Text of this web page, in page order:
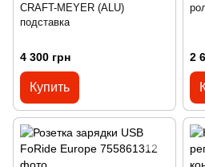
CRAFT-MEYER (ALU)
подставка
4 300 грн
Купить
2